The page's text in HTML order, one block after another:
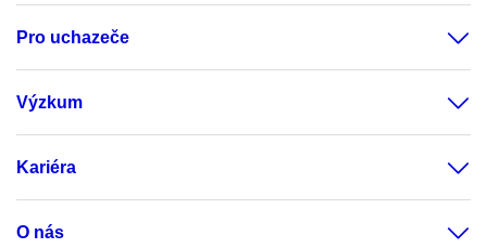
Pro uchazeče
Výzkum
Kariéra
O nás